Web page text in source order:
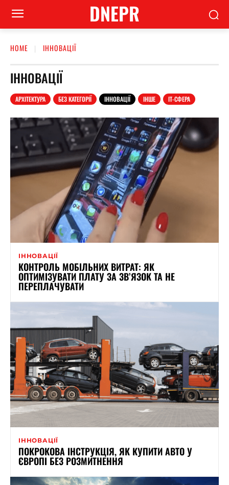
DNEPR
HOME ІННОВАЦІЇ
ІННОВАЦІЇ
АРХІТЕКТУРА БЕЗ КАТЕГОРІЇ ІННОВАЦІЇ ІНШЕ ІТ-СФЕРА
ІННОВАЦІЇ
КОНТРОЛЬ МОБІЛЬНИХ ВИТРАТ: ЯК
ОПТИМІЗУВАТИ ПЛАТУ ЗА ЗВ’ЯЗОК ТА НЕ
ПЕРЕПЛАЧУВАТИ
ІННОВАЦІЇ
ПОКРОКОВА ІНСТРУКЦІЯ, ЯК КУПИТИ АВТО У
ЄВРОПІ БЕЗ РОЗМИТНЕННЯ